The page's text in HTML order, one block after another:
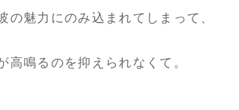
の魅力にのみ込まれてしまって、
高鳴るのを抑えられなくて。